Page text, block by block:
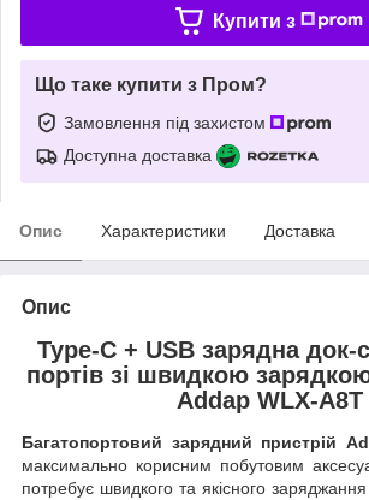
Купити з
Що таке купити з Пром?
Замовлення під захистом
Доступна доставка
Опис Характеристики Доставка
Опис
Type-C + USB зарядна док-
портів зі швидкою
Addap WLX-A8T
Багатопортовий зарядний пристрій
максимально корисним побутовим
потребує швидкого та якісного заряджання